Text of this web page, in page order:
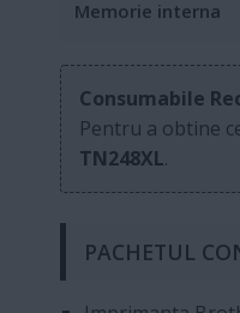
Memorie interna
Consumabile
Pentru a obtine
TN248XL.
PACHETUL